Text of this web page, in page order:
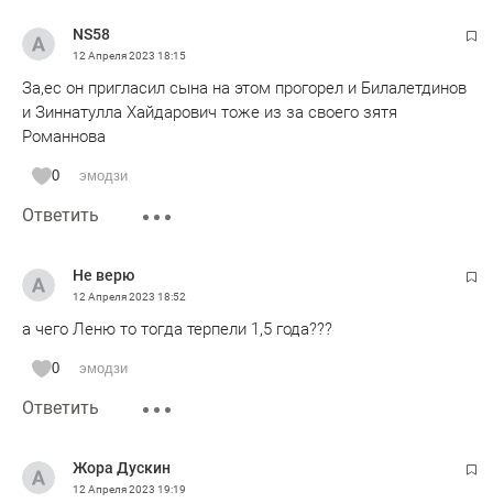
NS58
12 Апреля 2023 18:15
За,ес он пригласил сына на этом прогорел и Билалетдинов
и Зиннатулла Хайдарович тоже из за своего зятя
Романнова
0 эмодзи
Ответить
Не верю
12 Апреля 2023 18:52
а чего Леню то тогда терпели 1,5 года???
0 эмодзи
Ответить
Жора Дускин
12 Апреля 2023 19:19